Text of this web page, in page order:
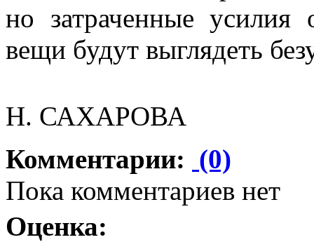
но затраченные
вещи будут выглядеть
Н. САХАРОВА
Комментарии: (0)
Пока комментариев нет
Оценка: